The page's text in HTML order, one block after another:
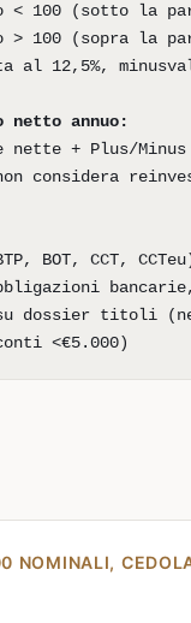
< 100 (sotto la
> 100 (sopra la
al 12,5%,
netto annuo:
nette + Plus/
considera
BOT, CCT,
su dossier titoli
<€5.000)
NOMINALI,